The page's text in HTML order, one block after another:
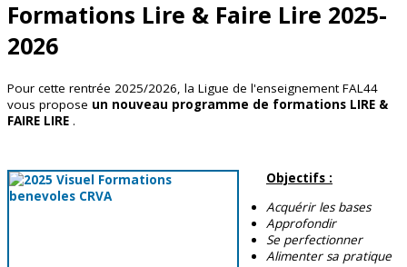
Formations Lire & Faire Lire 2025-
2026
Pour cette rentrée 2025/2026, la Ligue de l'enseignement FAL44
vous propose un nouveau programme de formations LIRE &
FAIRE LIRE .
Objectifs :
Acquérir les bases
Approfondir
Se perfectionner
Alimenter sa pratique